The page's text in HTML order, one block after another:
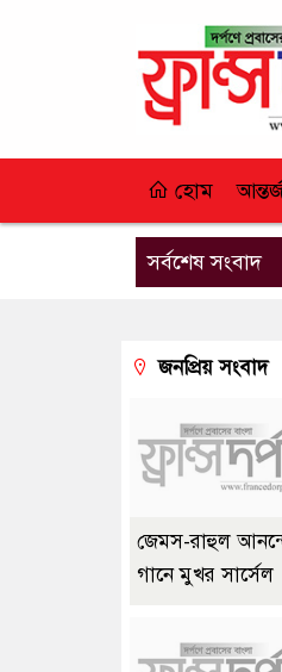
হোম
সর্বশেষ সংবাদ
জনপ্রিয় সংবাদ
জেমস-রাহুল
গানে মুখর সার্সেল